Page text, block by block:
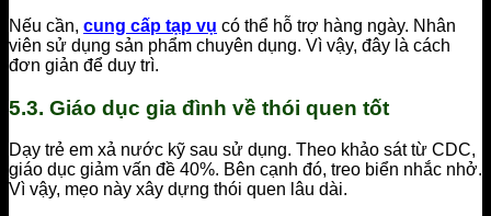
Nếu cần, cung cấp tạp vụ có thể hỗ trợ hàng ngày. Nhân
viên sử dụng sản phẩm chuyên dụng. Vì vậy, đây là cách
đơn giản để duy trì.
5.3. Giáo dục gia đình về thói quen tốt
Dạy trẻ em xả nước kỹ sau sử dụng. Theo khảo sát từ CDC,
giáo dục giảm vấn đề 40%. Bên cạnh đó, treo biển nhắc nhở.
Vì vậy, mẹo này xây dựng thói quen lâu dài.